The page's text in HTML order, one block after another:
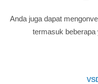
Anda juga dapat
termasuk beberapa